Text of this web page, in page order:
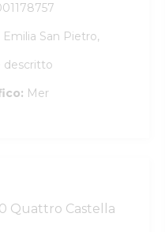
San Pietro,
descritto
: Mer
Quattro Castella